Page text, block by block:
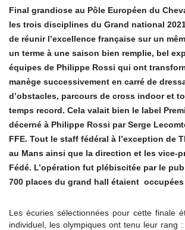
Final grandiose au Pôle Européen du
les trois disciplines du Grand national
de réunir l’excellence française sur un
un terme à une saison bien remplie, bel
équipes de Philippe Rossi qui ont
manège successivement en carré de
d’obstacles, parcours de cross indoor et
temps record. Cela valait bien le label
décerné à Philippe Rossi par Serge
FFE. Tout le staff fédéral à l’exception de
au Mans ainsi que la direction et les vice-
Fédé. L’opération fut plébiscitée par le
700 places du grand hall étaient occupées
Les écuries sélectionnées pour cette finale
individuel, les olympiques ont tenu leur rang